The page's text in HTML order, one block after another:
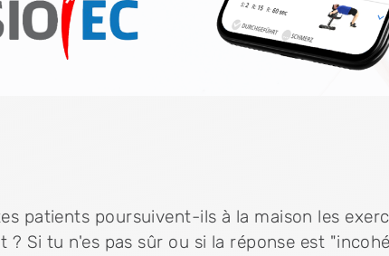
patients poursuivent-ils à la maison les
? Si tu n'es pas sûr ou si la réponse est